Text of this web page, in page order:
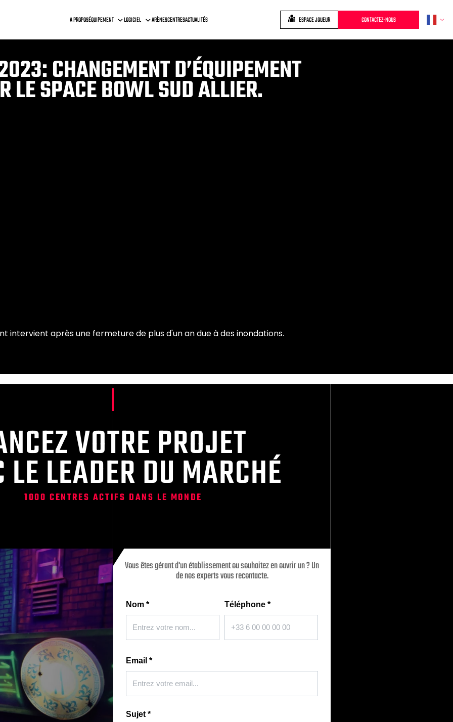
A PROPOSÉQUIPEMENT LOGICIEL ARÈNESCENTRESACTUALITÉS ESPACE JOUEUR CONTACTEZ-NOUS
CHANGEMENT D’ÉQUIPEMENT
LE SPACE BOWL SUD ALLIER.
intervient après une fermeture de plus d'un an due à des inondations.
VOTRE PROJET
LE LEADER DU MARCHÉ
1000 CENTRES ACTIFS DANS LE MONDE
Vous êtes gérant d'un établissement ou souhaitez en ouvrir un ? Un
de nos experts vous recontacte.
Nom * Téléphone *
Email *
Sujet *